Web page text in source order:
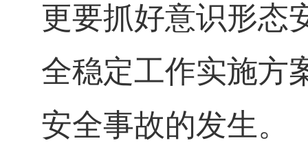
更要抓好意识形态
全稳定工作实施方
安全事故的发生。